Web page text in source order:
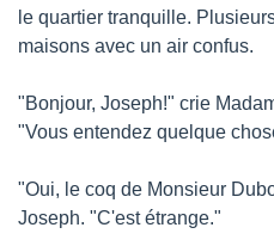
le quartier tranquille.
maisons avec un air confus.
"Bonjour, Joseph!" crie
"Vous entendez quelque
"Oui, le coq de Monsieur
Joseph. "C'est étrange."